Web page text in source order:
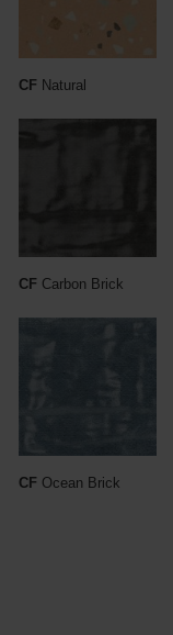
CF Natural
CF Carbon Brick
CF Ocean Brick